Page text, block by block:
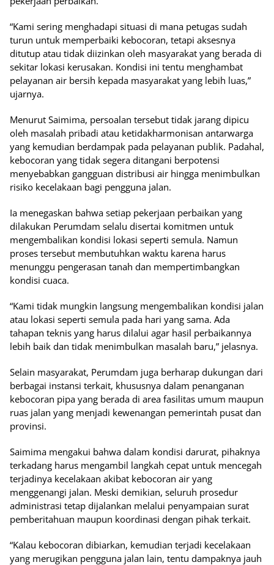
“Kami sering menghadapi situasi di mana petugas sudah
turun untuk memperbaiki kebocoran, tetapi aksesnya
ditutup atau tidak diizinkan oleh masyarakat yang berada di
sekitar lokasi kerusakan. Kondisi ini tentu menghambat
pelayanan air bersih kepada masyarakat yang lebih luas,”
ujarnya.
Menurut Saimima, persoalan tersebut tidak jarang dipicu
oleh masalah pribadi atau ketidakharmonisan antarwarga
yang kemudian berdampak pada pelayanan publik. Padahal,
kebocoran yang tidak segera ditangani berpotensi
menyebabkan gangguan distribusi air hingga menimbulkan
risiko kecelakaan bagi pengguna jalan.
Ia menegaskan bahwa setiap pekerjaan perbaikan yang
dilakukan Perumdam selalu disertai komitmen untuk
mengembalikan kondisi lokasi seperti semula. Namun
proses tersebut membutuhkan waktu karena harus
menunggu pengerasan tanah dan mempertimbangkan
kondisi cuaca.
“Kami tidak mungkin langsung mengembalikan kondisi jalan
atau lokasi seperti semula pada hari yang sama. Ada
tahapan teknis yang harus dilalui agar hasil perbaikannya
lebih baik dan tidak menimbulkan masalah baru,” jelasnya.
Selain masyarakat, Perumdam juga berharap dukungan dari
berbagai instansi terkait, khususnya dalam penanganan
kebocoran pipa yang berada di area fasilitas umum maupun
ruas jalan yang menjadi kewenangan pemerintah pusat dan
provinsi.
Saimima mengakui bahwa dalam kondisi darurat, pihaknya
terkadang harus mengambil langkah cepat untuk mencegah
terjadinya kecelakaan akibat kebocoran air yang
menggenangi jalan. Meski demikian, seluruh prosedur
administrasi tetap dijalankan melalui penyampaian surat
pemberitahuan maupun koordinasi dengan pihak terkait.
“Kalau kebocoran dibiarkan, kemudian terjadi kecelakaan
yang merugikan pengguna jalan lain, tentu dampaknya jauh